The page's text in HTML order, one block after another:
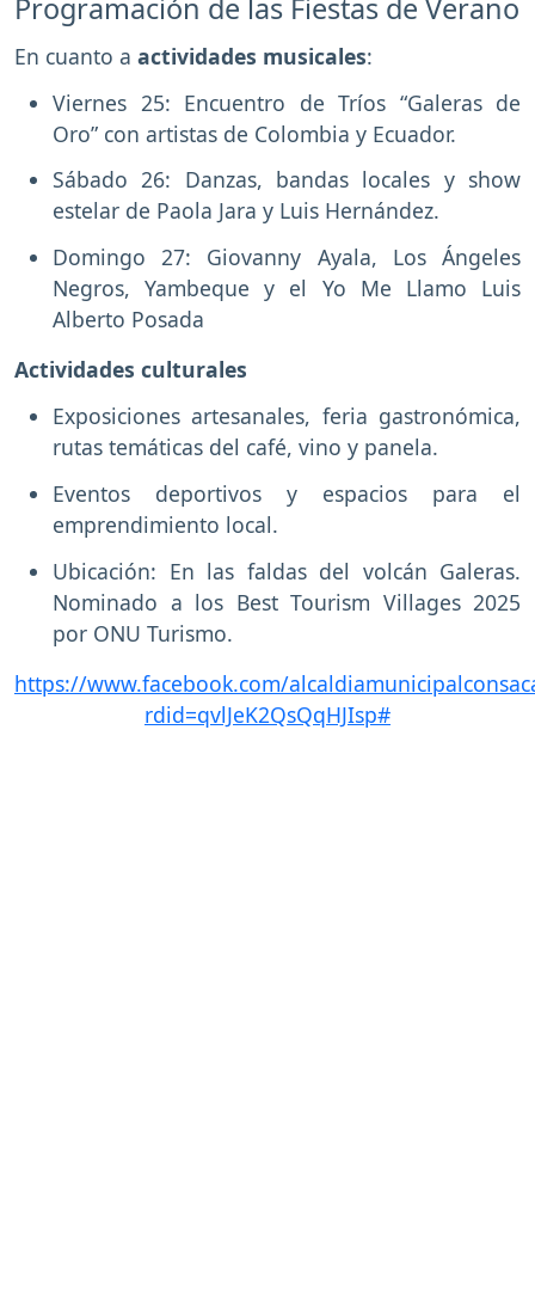
Programación de las Fiestas de Verano
En cuanto a actividades musicales:
Viernes 25: Encuentro de Tríos “Galeras de
Oro” con artistas de Colombia y Ecuador.
Sábado 26: Danzas, bandas locales y show
estelar de Paola Jara y Luis Hernández.
Domingo 27: Giovanny Ayala, Los Ángeles
Negros, Yambeque y el Yo Me Llamo Luis
Alberto Posada
Actividades culturales
Exposiciones artesanales, feria gastronómica,
rutas temáticas del café, vino y panela.
Eventos deportivos y espacios para el
emprendimiento local.
Ubicación: En las faldas del volcán Galeras.
Nominado a los Best Tourism Villages 2025
por ONU Turismo.
https://www.facebook.com/
rdid=qvlJeK2QsQqHJIsp#